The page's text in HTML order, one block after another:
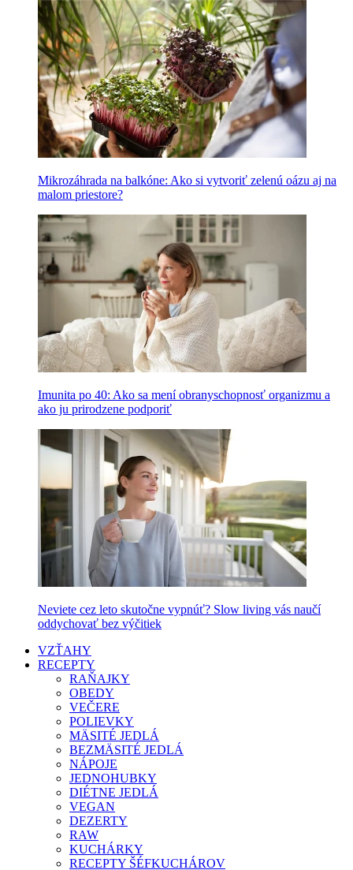
Mikrozáhrada na balkóne: Ako si vytvoriť zelenú oázu aj na
malom priestore?
Imunita po 40: Ako sa mení obranyschopnosť organizmu a
ako ju prirodzene podporiť
Neviete cez leto skutočne vypnúť? Slow living vás naučí
oddychovať bez výčitiek
VZŤAHY
RECEPTY
RAŇAJKY
OBEDY
VEČERE
POLIEVKY
MÄSITÉ JEDLÁ
BEZMÄSITÉ JEDLÁ
NÁPOJE
JEDNOHUBKY
DIÉTNE JEDLÁ
VEGAN
DEZERTY
RAW
KUCHÁRKY
RECEPTY ŠÉFKUCHÁROV